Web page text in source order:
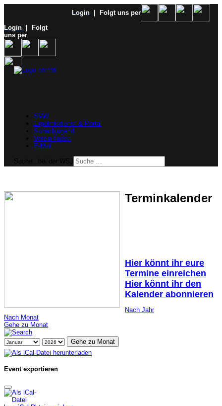
Login
| Folgt uns per
Login
| Folgt
uns per
SVW
Ergebnisdienst & Portal
Schachjugend
Verein finden
E-Mail
Terminkalender
Hier könnt ihr eure
Termine einreichen
Hier könnt ihr den
Kalender abonnieren
Nach Jahr
Nach Monat
Gehe zu Monat
Gehe zu Monat
Event exportieren